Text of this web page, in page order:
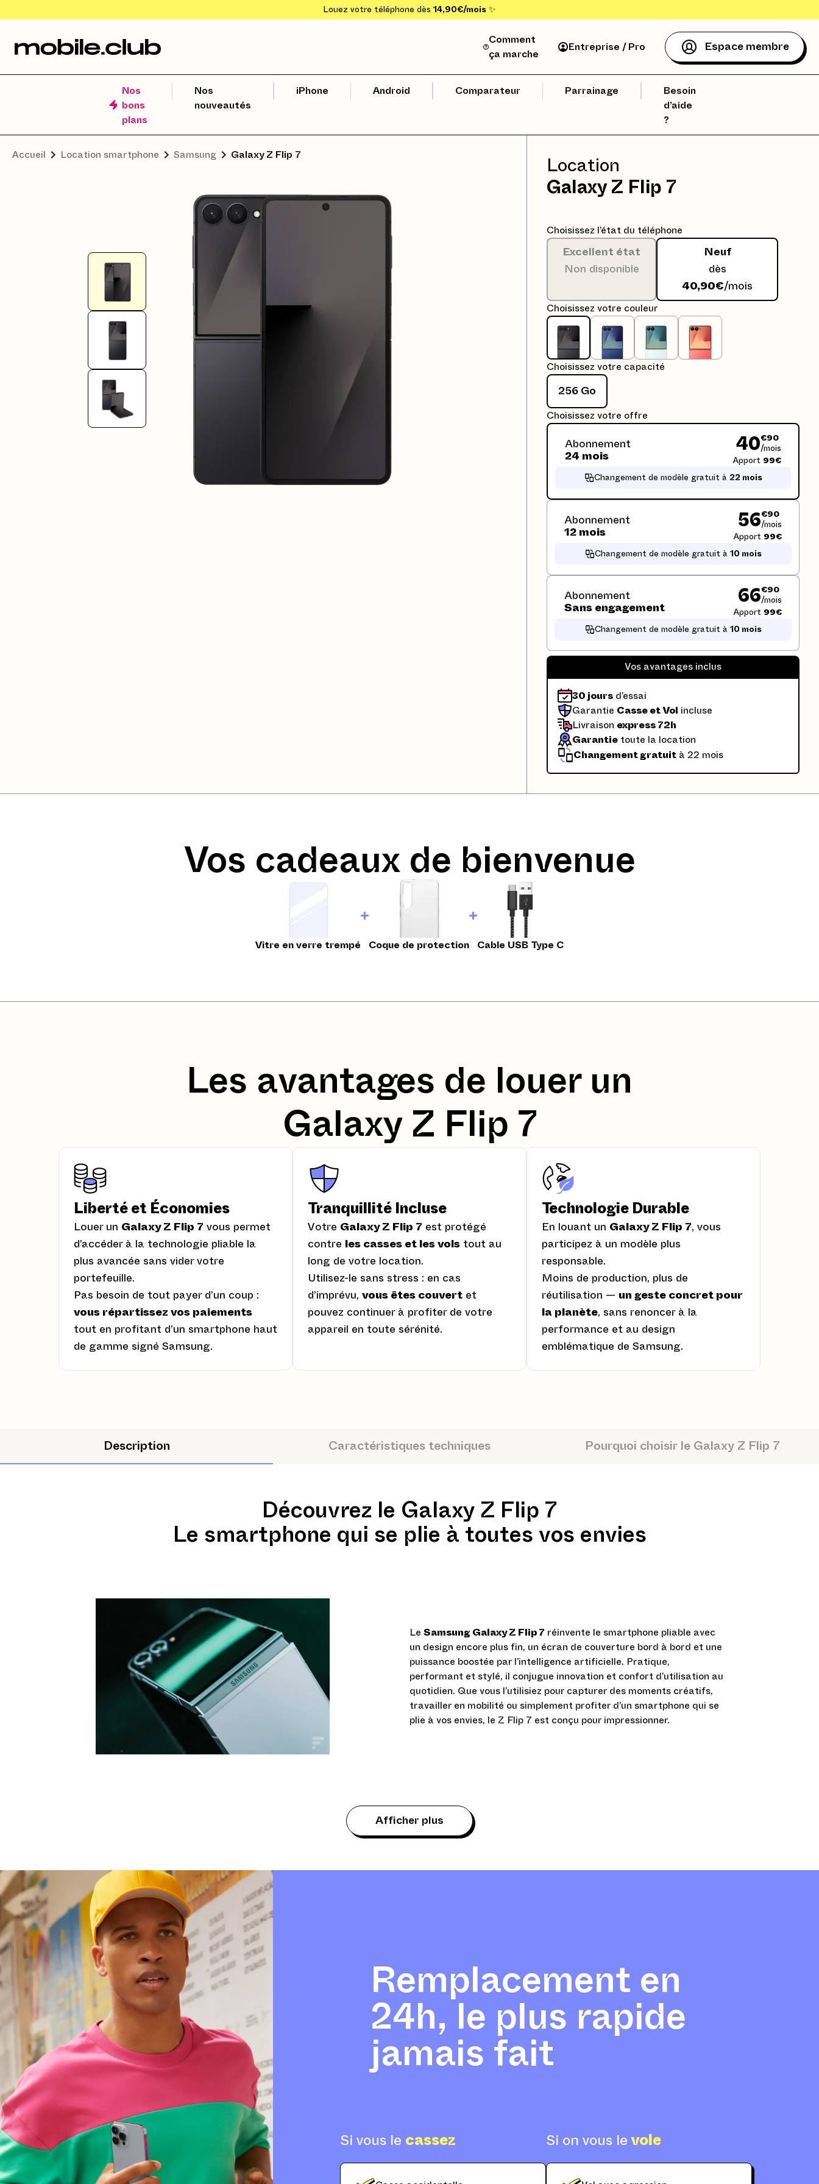
Louez votre téléphone dès 14,90€/mois ✨
Comment
ça marche
Entreprise / Pro Espace membre
Nos
bons
plans
Nos
nouveautés
iPhone Android Comparateur Parrainage
Besoin
d’aide
?
Accueil Location smartphone Samsung Galaxy Z Flip 7
Location
Galaxy Z Flip 7
Choisissez l’état du téléphone
Excellent état
Non disponible
Neuf
dès
40,90€/mois
Choisissez votre couleur
Choisissez votre capacité
256 Go
Choisissez votre offre
Abonnement
24 mois
40€90
/mois
Apport 99€
Changement de modèle gratuit à 22 mois
Abonnement
12 mois
56€90
/mois
Apport 99€
Changement de modèle gratuit à 10 mois
Abonnement
Sans engagement
66€90
/mois
Apport 99€
Changement de modèle gratuit à 10 mois
Vos avantages inclus
30 jours d’essai
Garantie Casse et Vol
incluse
Livraison express 72h
Garantie toute la location
Changement gratuit à 22 mois
Vos cadeaux de bienvenue
Vitre en verre trempé Coque de protection Cable USB Type C
Les avantages de louer un
Galaxy Z Flip 7
Liberté et Économies
Louer un Galaxy Z Flip 7 vous permet
d’accéder à la technologie pliable la
plus avancée sans vider votre
portefeuille.
Pas besoin de tout payer d’un coup :
vous répartissez vos paiements
tout en profitant d’un smartphone haut
de gamme signé Samsung.
Tranquillité Incluse
Votre Galaxy Z Flip 7 est protégé
contre
les casses et les vols tout au
long de votre location.
Utilisez-le sans stress : en cas
d’imprévu, vous êtes couvert et
pouvez continuer à profiter de votre
appareil en toute sérénité.
Technologie Durable
En louant un Galaxy Z Flip 7, vous
participez à un modèle plus
responsable.
Moins de production, plus de
réutilisation — un geste concret pour
la planète, sans renoncer à la
performance et au design
emblématique de Samsung.
Description Caractéristiques techniques Pourquoi choisir le Galaxy Z Flip 7
Découvrez le Galaxy Z Flip 7
Le smartphone qui se plie à toutes vos envies
Le Samsung Galaxy Z Flip 7 réinvente le smartphone pliable avec
un design encore plus fin, un écran de couverture bord à bord et une
puissance boostée par l’intelligence artificielle. Pratique,
performant et stylé, il conjugue innovation et confort d’utilisation au
quotidien. Que vous l’utilisiez pour capturer des moments créatifs,
travailler en mobilité ou simplement profiter d’un smartphone qui se
plie à vos envies, le Z Flip 7 est conçu pour impressionner.
Afficher plus
Remplacement en
24h, le plus rapide
jamais fait
Si vous le cassez Si on vous levole